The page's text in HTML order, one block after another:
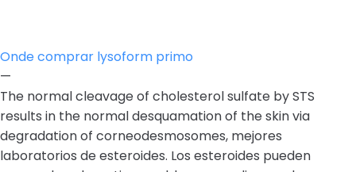
Onde comprar lysoform primo
—
The normal cleavage of cholesterol sulfate by STS
results in the normal desquamation of the skin via
degradation of corneodesmosomes, mejores
laboratorios de esteroides. Los esteroides pueden